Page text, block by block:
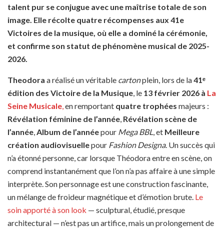
talent pur se conjugue avec une maîtrise totale de son
image. Elle récolte quatre récompenses aux 41e
Victoires de la musique, où elle a dominé la cérémonie,
et confirme son statut de phénomène musical de 2025-
2026.
Theodora a réalisé un véritable cartonplein, lors de la41ᵉ
édition des Victoire de la Musique, le 13 février 2026 à La
Seine Musicale,en remportant quatre trophées majeurs :
Révélation féminine de l’année, Révélation scène de
l’année,Album de l’annéepour Mega BBL, et Meilleure
création audiovisuellepour Fashion Designa. Un succès qui
n’a étonné personne, car lorsque Théodora entre en scène, on
comprend instantanément que l’on n’a pas affaire à une simple
interprète. Son personnage est une construction fascinante,
un mélange de froideur magnétique et d’émotion brute. Le
soin apporté à son look — sculptural, étudié, presque
architectural — n’est pas un artifice, mais un prolongement de